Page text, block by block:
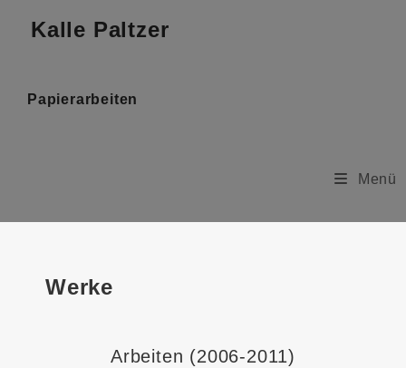
Kalle Paltzer
Papierarbeiten
Menü
Werke
Arbeiten (2006-2011)